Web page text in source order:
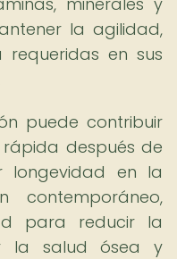
la agilidad,
en sus
puede contribuir
después de
longevidad en la
para reducir la
la salud ósea y